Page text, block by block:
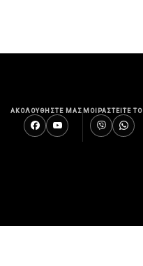
ΑΚΟΛΟΥΘΗΣΤΕ ΜΑΣ ΜΟΙΡΑΣΤΕΙΤΕ ΤΟ